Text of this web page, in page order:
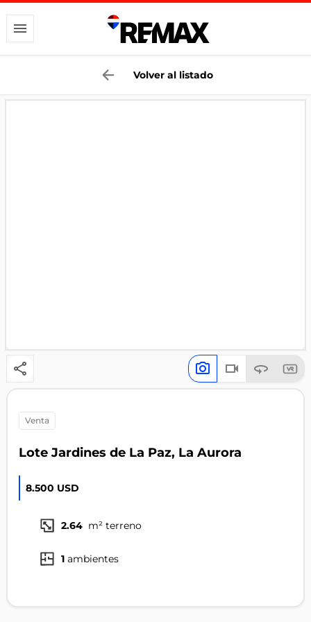
Volver al listado
venta
Lote Jardines de La Paz, La Aurora
8.500 USD
2.64 m² terreno
1 ambientes